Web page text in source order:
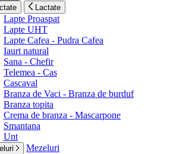
Lactate
Lapte Proaspat
Lapte UHT
Lapte Cafea - Pudra Cafea
Iaurt natural
Sana - Chefir
Telemea - Cas
Cascaval
Branza de Vaci - Branza de burduf
Branza topita
Crema de branza - Mascarpone
Smantana
Unt
Mezeluri